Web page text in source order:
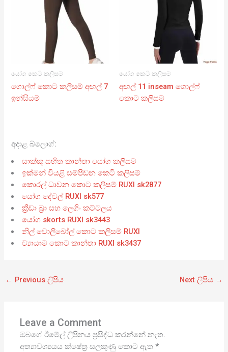
යෝග කෙටි කලිසම්
ගොල්ෆ් කොට කලිසම් අඟල් 7
ඉන්සියම්
යෝග කෙටි කලිසම්
අඟල් 11 inseam ගොල්ෆ්
කොට කලිසම්
අදාළ බ්ලොග්:
සාක්කු සහිත කාන්තා යෝග කලිසම්
ඉක්මන් වියළි සම්පීඩන කෙටි කලිසම්
කොරල් ධාවන කොට කලිසම් RUXI sk2877
යෝග දේවල් RUXI sk577
ක්‍රීඩා බ්‍රා සහ ලෙගිං කට්ටලය
යෝග skorts RUXI sk3443
නිල් වොලිබෝල් කොට කලිසම් RUXI
ව්‍යායාම කොට කාන්තා RUXI sk3437
← Previous ලිපිය Next ලිපිය →
Leave a Comment
ඔබගේ ඊමේල් ලිපිනය ප්‍රසිද්ධ කරන්නේ නැත.
අත්‍යාවශ්‍යයය ක්ෂේත්‍ර සලකුණු කොට ඇත*